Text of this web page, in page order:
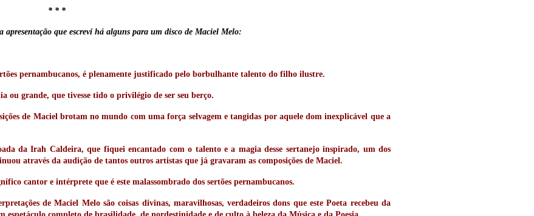
* * *
que escrevi há alguns para um disco de Maciel Melo:
pernambucanos, é plenamente justificado pelo borbulhante talento do filho ilustre.
grande, que tivesse tido o privilégio de ser seu berço.
de Maciel brotam no mundo com uma força selvagem e tangidas por aquele dom inexplicável que a
da Irah Caldeira, que fiquei encantado com o talento e a magia desse sertanejo inspirado, um dos
através da audição de tantos outros artistas que já gravaram as composições de Maciel.
cantor e intérprete que é este malassombrado dos sertões pernambucanos.
de Maciel Melo são coisas divinas, maravilhosas, verdadeiros dons que este Poeta recebeu da